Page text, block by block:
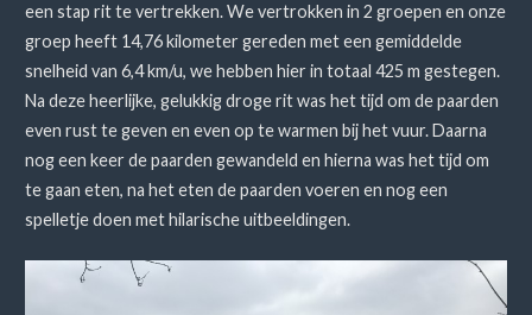
een stap rit te vertrekken. We vertrokken in 2 groepen en onze
groep heeft 14,76 kilometer gereden met een gemiddelde
snelheid van 6,4 km/u, we hebben hier in totaal 425 m gestegen.
Na deze heerlijke, gelukkig droge rit was het tijd om de paarden
even rust te geven en even op te warmen bij het vuur. Daarna
nog een keer de paarden gewandeld en hierna was het tijd om
te gaan eten, na het eten de paarden voeren en nog een
spelletje doen met hilarische uitbeeldingen.